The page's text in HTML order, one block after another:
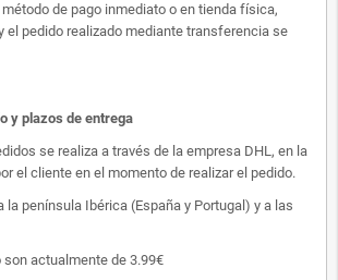
de pago inmediato o en tienda física,
el pedido realizado mediante transferencia se
y plazos de entrega
se realiza a través de la empresa DHL, en la
el cliente en el momento de realizar el pedido.
la península Ibérica (España y Portugal) y a las
actualmente de 3.99€